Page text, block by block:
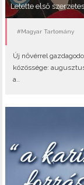
Letette első
#Magyar Tartomány
Új nővérrel
közössége:
a..